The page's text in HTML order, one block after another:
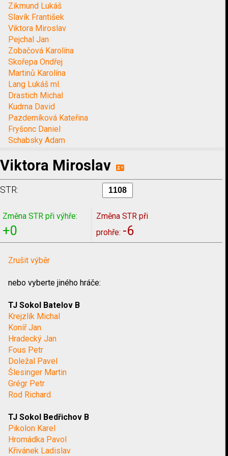
Zikmund Lukáš
Slavík František
Viktora Miroslav
Pejchal Jan
Zobačová Karolína
Skořepa Ondřej
Martinů Karolína
Lang Lukáš ml.
Drastich Michal
Kudrna David
Pazderníková Kateřina
Fryšonc Daniel
Schabsky Adam
Viktora Miroslav
STR:
Změna STR při výhře:
+0
Změna STR při
prohře: -6
Zrušit výběr
nebo vyberte jiného hráče:
TJ Sokol Batelov B
Krejzlík Michal
Koníř Jan
Hradecký Jan
Fous Petr
Doležal Pavel
Šlesinger Martin
Grégr Petr
Rod Richard
TJ Sokol Bedřichov B
Pikolon Karel
Hromádka Pavol
Křivánek Ladislav